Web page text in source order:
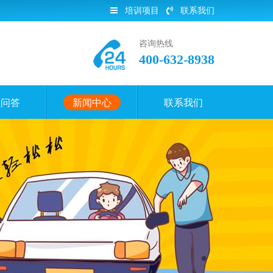
培训项目 联系我们
咨询热线
400-632-8938
答 新闻中心 联系我们